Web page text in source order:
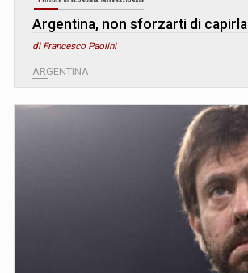
Argentina, non sforzarti di capirla
di Francesco Paolini
ARGENTINA